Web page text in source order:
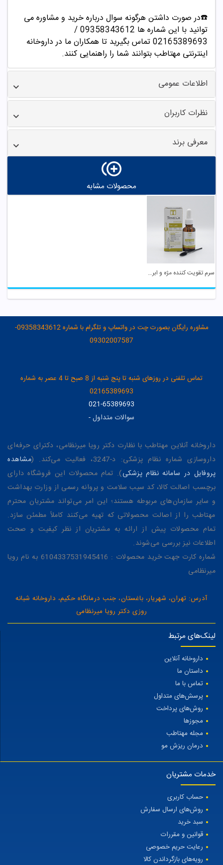
☎️در صورت داشتن هرگونه سوال درباره خرید و مشاوره می
توانید با این شماره ها 09358343612 /
02165389693تماس بگیرید تا همکاران ما در داروخانه
اینترنتی مهتاطب بتوانند شما را راهنمایی کنند.
اطلاعات عمومی
نظرات کاربران
معرفی برند
محصولات مشابه
سرم تقویت کننده مژه و ابرو تینولا
مشاوره رایگان بصورت چت در واتساپ و تلگرام با شماره 09358343612-
09302007587
تماس تلفنی در روزهای شنبه تا پنج شنبه از 8 صبح تا 4 عصر به شماره
02165389693
021-65389693
سوالات متداول-
داروخانه آنلاین مهتاطب با نظارت دکتر رویا میرنظامی، دکترای حرفه‌ای
داروسازی شماره نظام پزشکی: د-3247، فعالیت می‌کند. (
مشاهده
پروفایل در سامانه نظام پزشکی). تمام محصولات این فروشگاه دارای
برچسب اصالت کالا، کد سیب سلامت و پروانه رسمی از وزارت بهداشت
و سایر سازمان‌های مربوطه هستند؛ این امر می‌تواند مشتریان محترم
مهتاطب را از اصالت محصولاتی که تهیه می‌کنند کاملاً مطمئن سازد.
تمام محصولات پیش از ارائه به مشتریان از نظر کیفیت و صحت
اطلاعات نیز بررسی می‌شوند.
شماره کارت جهت خرید محصولات : 6104337531945416 به نام رویا
میرنظامی
آدرس: تهران، شهریار، باغستان، جنب درمانگاه حکیم، داروخانه شبانه
روزی دکتر رویا میرنظامی
لینک‌های مرتبط
داروخانه آنلاین
داستان ما
تماس با ما
پرسش‌های متداول
روش‌های پرداخت
مجوزها
مجله مهتاطب
درمان ریزش مو
خدمات مشتریان
حساب کاربری
روش‌های ارسال سفارش
سبد خرید
قوانین و مقررات
رعایت حریم خصوصی
رویه‌های بازگرداندن کالا